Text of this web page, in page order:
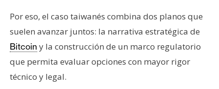
Por eso, el caso taiwanés combina dos planos que
suelen avanzar juntos: la narrativa estratégica de
Bitcoin y la construcción de un marco regulatorio
que permita evaluar opciones con mayor rigor
técnico y legal.